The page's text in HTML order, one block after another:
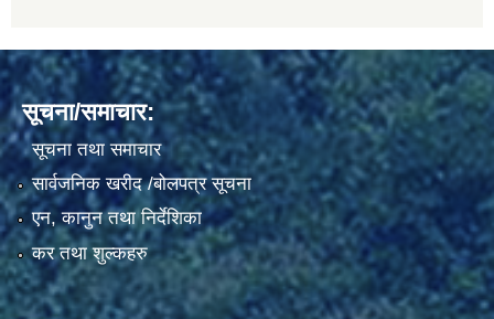
सूचना/समाचार:
सूचना तथा समाचार
सार्वजनिक खरीद /बोलपत्र सूचना
एन, कानुन तथा निर्देशिका
कर तथा शुल्कहरु